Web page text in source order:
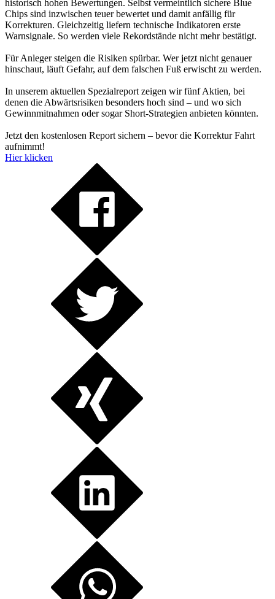
historisch hohen Bewertungen. Selbst vermeintlich sichere Blue
Chips sind inzwischen teuer bewertet und damit anfällig für
Korrekturen. Gleichzeitig liefern technische Indikatoren erste
Warnsignale. So werden viele Rekordstände nicht mehr bestätigt.
Für Anleger steigen die Risiken spürbar. Wer jetzt nicht genauer
hinschaut, läuft Gefahr, auf dem falschen Fuß erwischt zu werden.
In unserem aktuellen Spezialreport zeigen wir fünf Aktien, bei
denen die Abwärtsrisiken besonders hoch sind – und wo sich
Gewinnmitnahmen oder sogar Short-Strategien anbieten könnten.
Jetzt den kostenlosen Report sichern – bevor die Korrektur Fahrt
aufnimmt!
Hier klicken